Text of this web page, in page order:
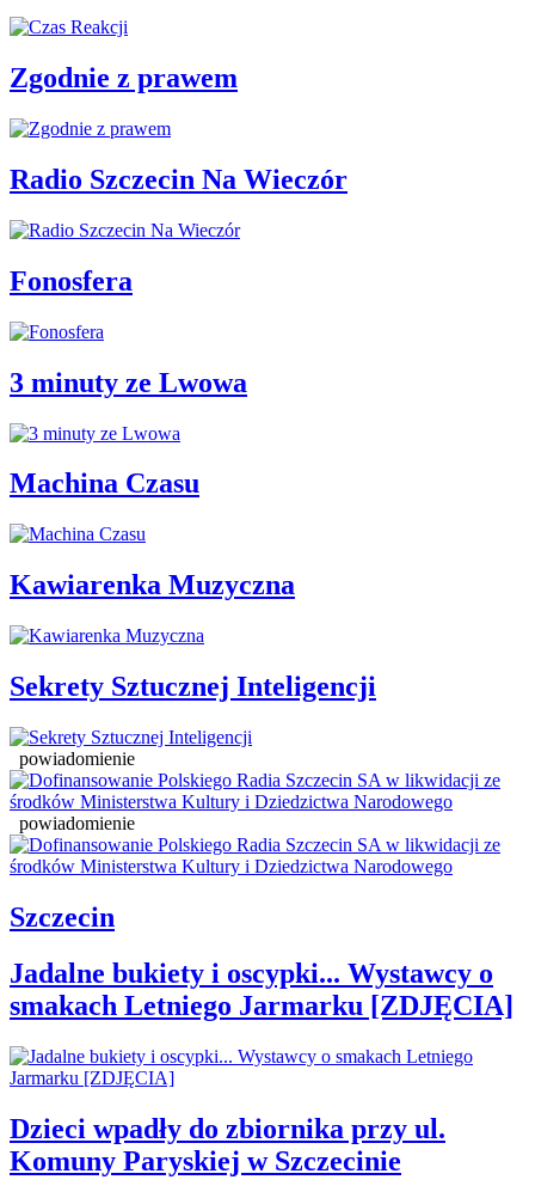
Zgodnie z prawem
Radio Szczecin Na Wieczór
Fonosfera
3 minuty ze Lwowa
Machina Czasu
Kawiarenka Muzyczna
Sekrety Sztucznej Inteligencji
powiadomienie
powiadomienie
Szczecin
Jadalne bukiety i oscypki... Wystawcy o
smakach Letniego Jarmarku [ZDJĘCIA]
Dzieci wpadły do zbiornika przy ul.
Komuny Paryskiej w Szczecinie